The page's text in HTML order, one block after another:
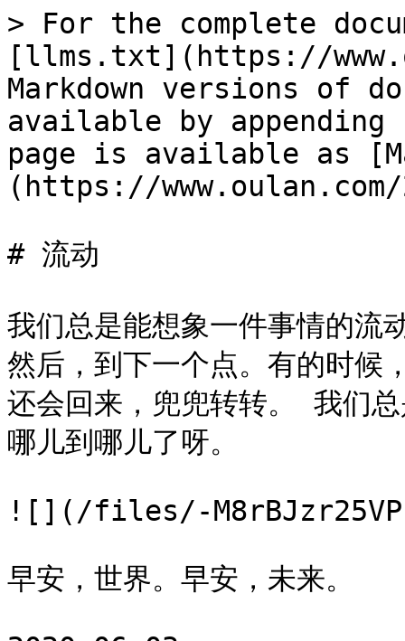
> For the complete
[llms.txt](https://
Markdown versions of
available by
page is available as
(https://
# 流动
我们总是能想象一件事情的流
然后，到下一个点。有的时候
还会回来，兜兜转转。 我们
哪儿到哪儿了呀。
![](/files/-
早安，世界。早安，未来。